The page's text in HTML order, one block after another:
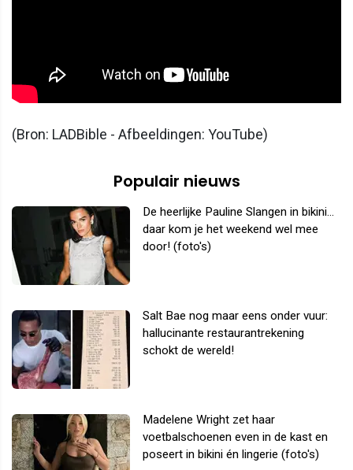
(Bron: LADBible - Afbeeldingen: YouTube)
Populair nieuws
De heerlijke Pauline Slangen in bikini...
daar kom je het weekend wel mee
door! (foto's)
Salt Bae nog maar eens onder vuur:
hallucinante restaurantrekening
schokt de wereld!
Madelene Wright zet haar
voetbalschoenen even in de kast en
poseert in bikini én lingerie (foto's)